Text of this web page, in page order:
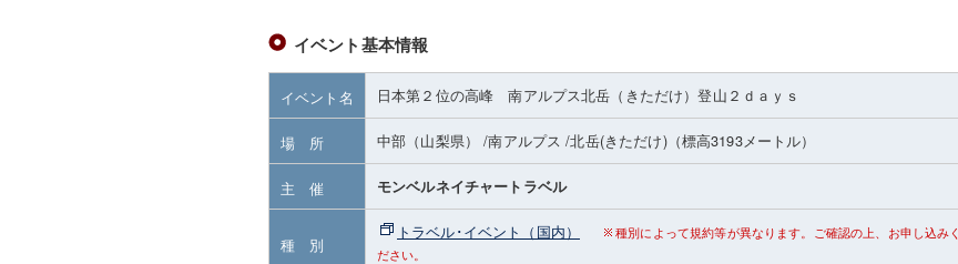
イベント基本情報
イベント名 日本第２位の高峰 南アルプス北岳（きただけ）登山２ｄａｙｓ
場 所 中部（山梨県） /南アルプス /北岳(きただけ)（標高3193メートル）
主 催 モンベルネイチャートラベル
種 別
トラベル･イベント（国内）
種別によって規約等が異なります。ご確認の上、お申し込みく
ださい。